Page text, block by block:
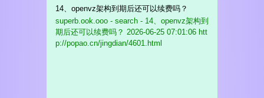
14、openvz架构到期后还可以续费吗？
superb.ook.ooo - search - 14、openvz架构到
期后还可以续费吗？ 2026-06-25 07:01:06 htt
p://popao.cn/jingdian/4601.html